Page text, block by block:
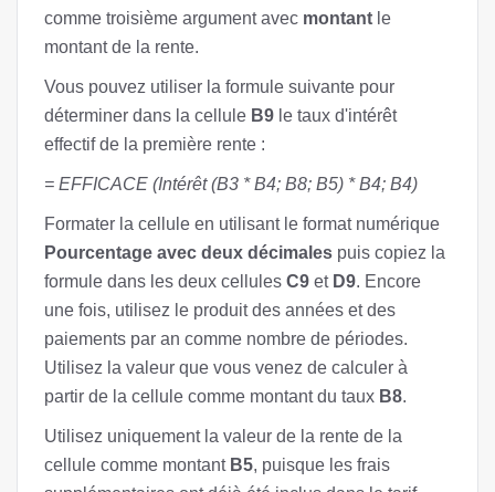
comme troisième argument avec montant le
montant de la rente.
Vous pouvez utiliser la formule suivante pour
déterminer dans la cellule B9 le taux d'intérêt
effectif de la première rente :
= EFFICACE (Intérêt (B3 * B4; B8; B5) * B4; B4)
Formater la cellule en utilisant le format numérique
Pourcentage avec deux décimales puis copiez la
formule dans les deux cellules C9 et D9. Encore
une fois, utilisez le produit des années et des
paiements par an comme nombre de périodes.
Utilisez la valeur que vous venez de calculer à
partir de la cellule comme montant du taux B8.
Utilisez uniquement la valeur de la rente de la
cellule comme montant B5, puisque les frais